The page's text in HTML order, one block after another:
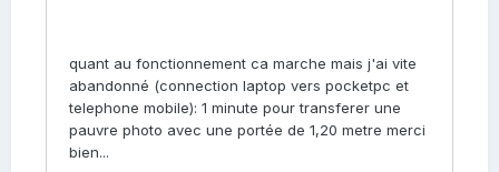
quant au fonctionnement ca marche mais j'ai vite
abandonné (connection laptop vers pocketpc et
telephone mobile): 1 minute pour transferer une
pauvre photo avec une portée de 1,20 metre merci
bien...